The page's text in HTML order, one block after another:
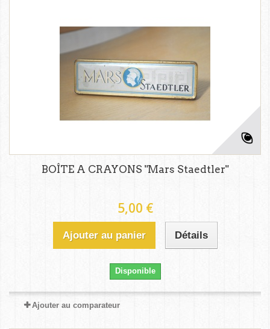
BOÎTE A CRAYONS "Mars Staedtler"
5,00 €
Ajouter au panier Détails
Disponible
Ajouter au comparateur